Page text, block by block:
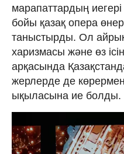
марапаттардың
бойы қазақ опера
таныстырды. Ол
харизмасы және өз
арқасында
жерлерде де
ықыласына ие болды.